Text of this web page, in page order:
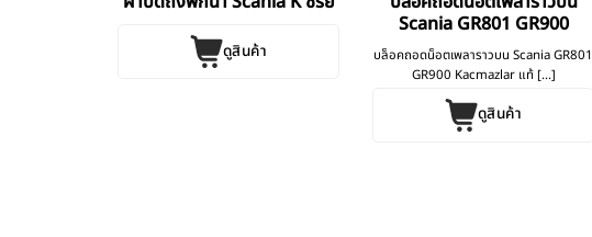
ดูสินค้า
Scania GR801 GR900
บล็อคถอดน็อตเพลาราวบน Scania GR801
GR900 Kacmazlar แท้ [...]
ดูสินค้า